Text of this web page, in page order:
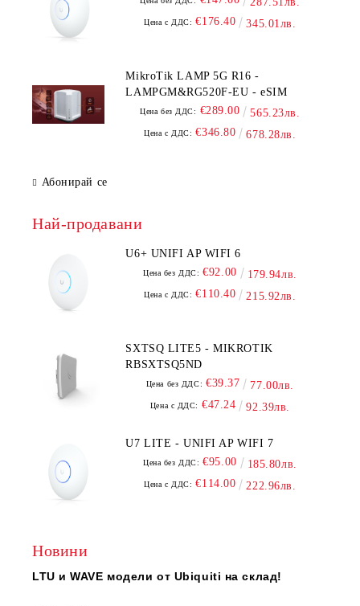
Цена с ДДС: €176.40 345.01лв.
MikroTik LAMP 5G R16 -
LAMPGM&RG520F-EU - eSIM
Цена без ДДС: €289.00 565.23лв.
Цена с ДДС: €346.80 678.28лв.
Абонирай се
Най-продавани
U6+ UNIFI AP WIFI 6
Цена без ДДС: €92.00 179.94лв.
Цена с ДДС: €110.40 215.92лв.
SXTSQ LITE5 - MIKROTIK
RBSXTSQ5ND
Цена без ДДС: €39.37 77.00лв.
Цена с ДДС: €47.24 92.39лв.
U7 LITE - UNIFI AP WIFI 7
Цена без ДДС: €95.00 185.80лв.
Цена с ДДС: €114.00 222.96лв.
Новини
LTU и WAVE модели от Ubiquiti на склад!